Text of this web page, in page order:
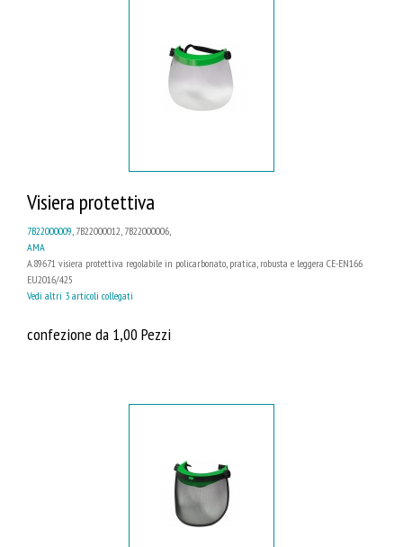
Visiera protettiva
7B22000009, 7B22000012, 7B22000006,
AMA
A.89671 visiera protettiva regolabile in policarbonato, pratica, robusta e leggera CE-EN166
EU2016/425
Vedi altri 3 articoli collegati
confezione da 1,00 Pezzi